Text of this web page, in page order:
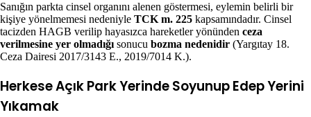
Sanığın parkta cinsel organını alenen göstermesi, eylemin belirli bir
kişiye yönelmemesi nedeniyle TCK m. 225 kapsamındadır. Cinsel
tacizden HAGB verilip hayasızca hareketler yönünden ceza
verilmesine yer olmadığı sonucu bozma nedenidir (Yargıtay 18.
Ceza Dairesi 2017/3143 E., 2019/7014 K.).
Herkese Açık Park Yerinde Soyunup Edep Yerini
Yıkamak